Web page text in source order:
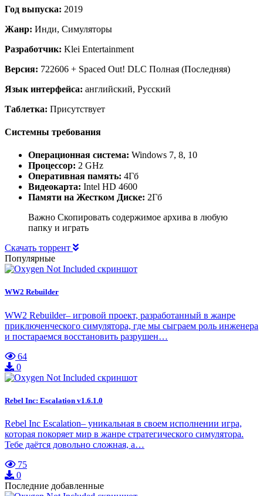
Год выпуска: 2019
Жанр: Инди, Симуляторы
Разработчик: Klei Entertainment
Версия: 722606 + Spaced Out! DLC Полная (Последняя)
Язык интерфейса: английский, Русский
Таблетка: Присутствует
Системны требования
Операционная система: Windows 7, 8, 10
Процессор: 2 GHz
Оперативная память: 4Гб
Видеокарта: Intel HD 4600
Памяти на Жестком Диске: 2Гб
Важно Скопировать содержимое архива в любую
папку и играть
Скачать торрент
Популярные
WW2 Rebuilder
WW2 Rebuilder– игровой проект, разработанный в жанре
приключенческого симулятора, где мы сыграем роль инженера
и постараемся восстановить разрушен…
64
0
Rebel Inc: Escalation v1.6.1.0
Rebel Inc Escalation– уникальная в своем исполнении игра,
которая покоряет мир в жанре стратегического симулятора.
Тебе даётся довольно сложная, а…
75
0
Последние добавленные